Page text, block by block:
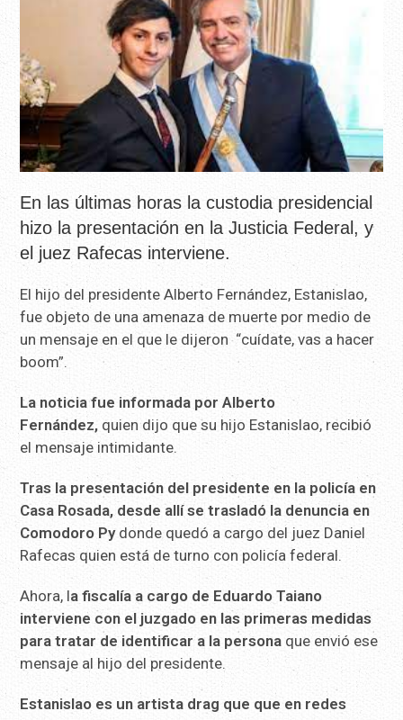
En las últimas horas la custodia presidencial
hizo la presentación en la Justicia Federal, y
el juez Rafecas interviene.
El hijo del presidente Alberto Fernández, Estanislao,
fue objeto de una amenaza de muerte por medio de
un mensaje en el que le dijeron “cuídate, vas a hacer
boom”.
La noticia fue informada por Alberto
Fernández, quien dijo que su hijo Estanislao, recibió
el mensaje intimidante.
Tras la presentación del presidente en la policía en
Casa Rosada, desde allí se trasladó la denuncia en
Comodoro Pydonde quedó a cargo del juez Daniel
Rafecas quien está de turno con policía federal.
Ahora, la fiscalía a cargo de Eduardo Taiano
interviene con el juzgado en las primeras medidas
para tratar de identificar a la persona que envió ese
mensaje al hijo del presidente.
Estanislao es un artista drag que que en redes